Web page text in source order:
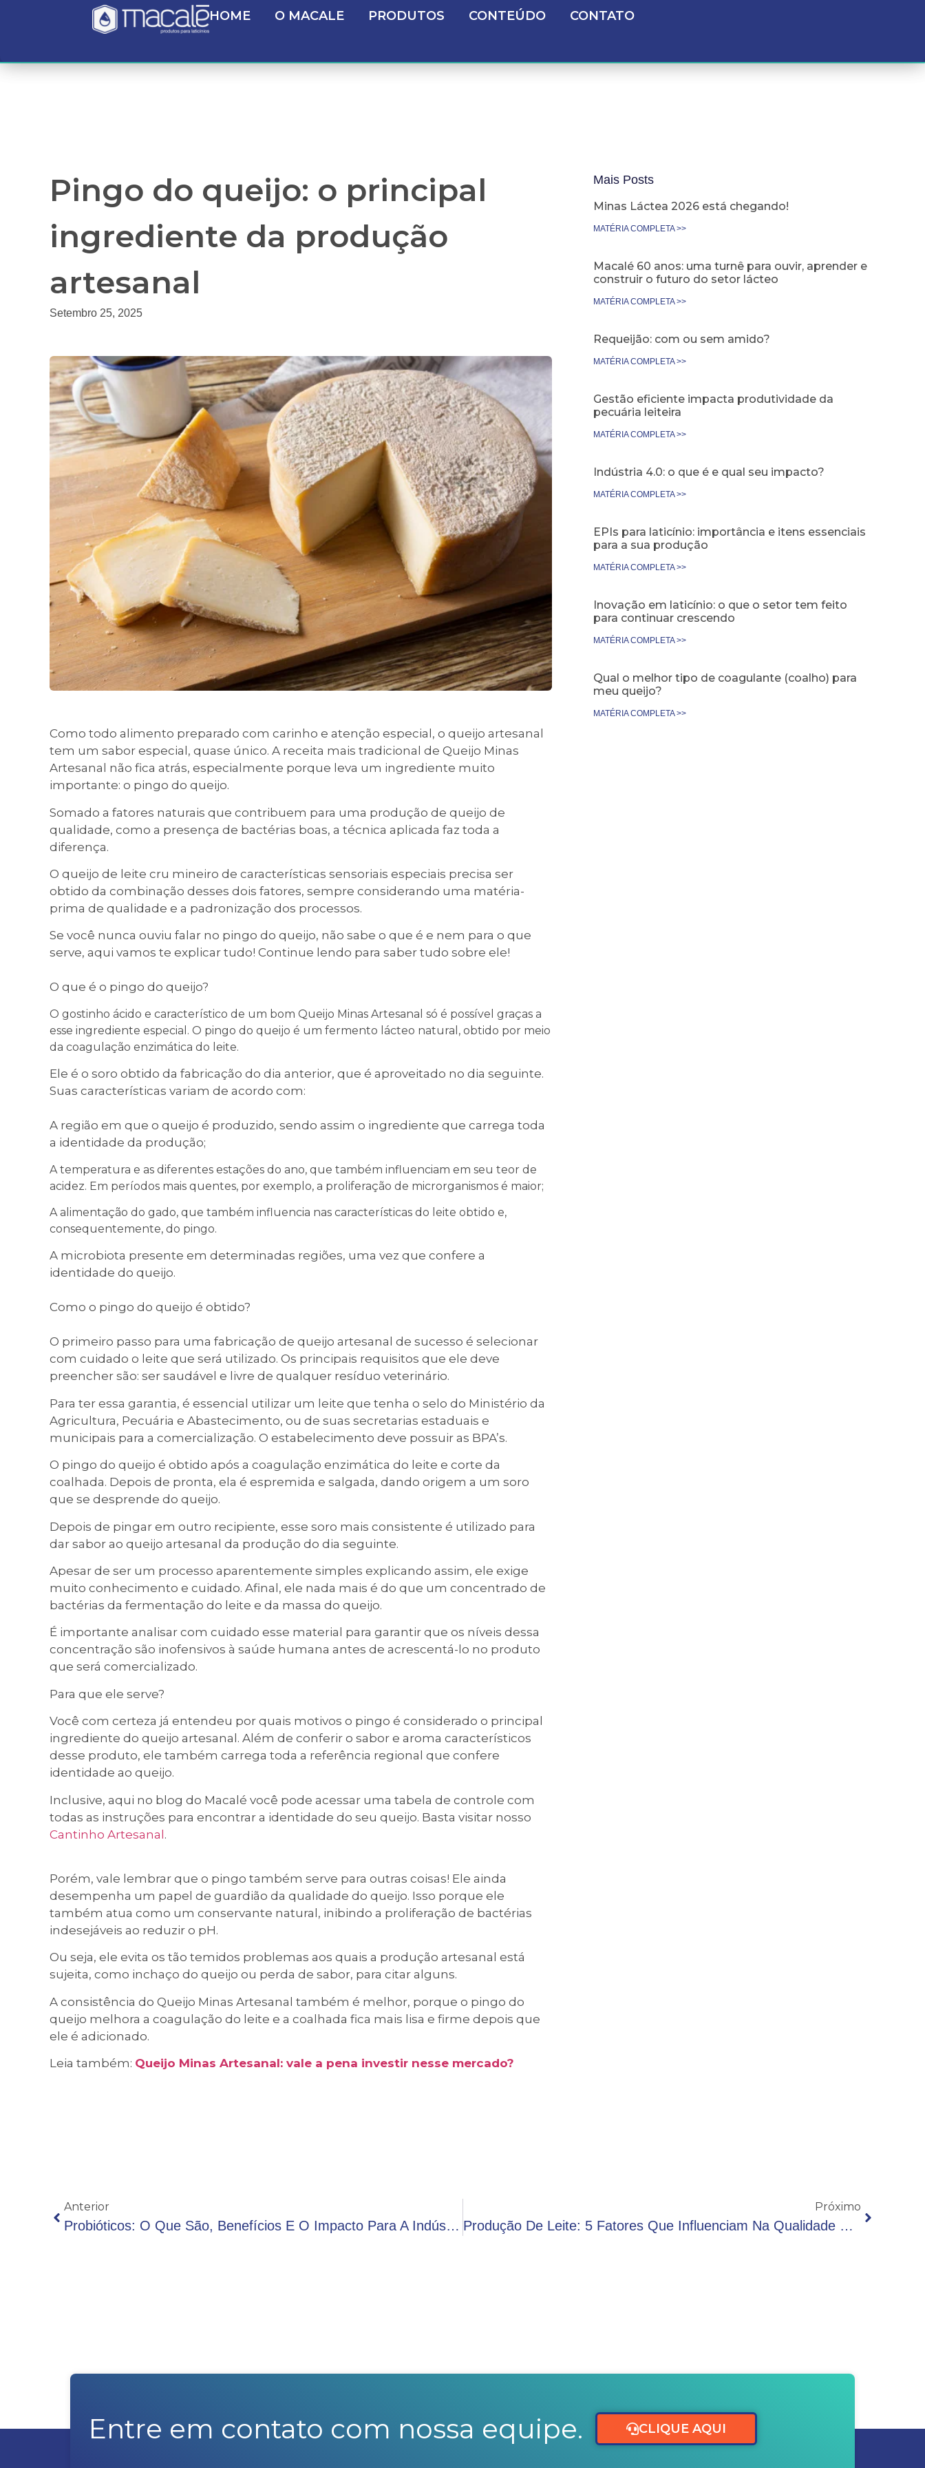
HOME O MACALE PRODUTOS CONTEÚDO CONTATO
Pingo do queijo: o principal
ingrediente da produção
artesanal
Setembro 25, 2025
Como todo alimento preparado com carinho e atenção especial, o queijo artesanal
tem um sabor especial, quase único. A receita mais tradicional de Queijo Minas
Artesanal não fica atrás, especialmente porque leva um ingrediente muito
importante: o pingo do queijo.
Somado a fatores naturais que contribuem para uma produção de queijo de
qualidade, como a presença de bactérias boas, a técnica aplicada faz toda a
diferença.
O queijo de leite cru mineiro de características sensoriais especiais precisa ser
obtido da combinação desses dois fatores, sempre considerando uma matéria-
prima de qualidade e a padronização dos processos.
Se você nunca ouviu falar no pingo do queijo, não sabe o que é e nem para o que
serve, aqui vamos te explicar tudo! Continue lendo para saber tudo sobre ele!
O que é o pingo do queijo?
O gostinho ácido e característico de um bom Queijo Minas Artesanal só é possível graças a
esse ingrediente especial. O pingo do queijo é um fermento lácteo natural, obtido por meio
da coagulação enzimática do leite.
Ele é o soro obtido da fabricação do dia anterior, que é aproveitado no dia seguinte.
Suas características variam de acordo com:
A região em que o queijo é produzido, sendo assim o ingrediente que carrega toda
a identidade da produção;
A temperatura e as diferentes estações do ano, que também influenciam em seu teor de
acidez. Em períodos mais quentes, por exemplo, a proliferação de microrganismos é maior;
A alimentação do gado, que também influencia nas características do leite obtido e,
consequentemente, do pingo.
A microbiota presente em determinadas regiões, uma vez que confere a
identidade do queijo.
Como o pingo do queijo é obtido?
O primeiro passo para uma fabricação de queijo artesanal de sucesso é selecionar
com cuidado o leite que será utilizado. Os principais requisitos que ele deve
preencher são: ser saudável e livre de qualquer resíduo veterinário.
Para ter essa garantia, é essencial utilizar um leite que tenha o selo do Ministério da
Agricultura, Pecuária e Abastecimento, ou de suas secretarias estaduais e
municipais para a comercialização. O estabelecimento deve possuir as BPA’s.
O pingo do queijo é obtido após a coagulação enzimática do leite e corte da
coalhada. Depois de pronta, ela é espremida e salgada, dando origem a um soro
que se desprende do queijo.
Depois de pingar em outro recipiente, esse soro mais consistente é utilizado para
dar sabor ao queijo artesanal da produção do dia seguinte.
Apesar de ser um processo aparentemente simples explicando assim, ele exige
muito conhecimento e cuidado. Afinal, ele nada mais é do que um concentrado de
bactérias da fermentação do leite e da massa do queijo.
É importante analisar com cuidado esse material para garantir que os níveis dessa
concentração são inofensivos à saúde humana antes de acrescentá-lo no produto
que será comercializado.
Para que ele serve?
Você com certeza já entendeu por quais motivos o pingo é considerado o principal
ingrediente do queijo artesanal. Além de conferir o sabor e aroma característicos
desse produto, ele também carrega toda a referência regional que confere
identidade ao queijo.
Inclusive, aqui no blog do Macalé você pode acessar uma tabela de controle com
todas as instruções para encontrar a identidade do seu queijo. Basta visitar nosso
Cantinho Artesanal.
Porém, vale lembrar que o pingo também serve para outras coisas! Ele ainda
desempenha um papel de guardião da qualidade do queijo. Isso porque ele
também atua como um conservante natural, inibindo a proliferação de bactérias
indesejáveis ao reduzir o pH.
Ou seja, ele evita os tão temidos problemas aos quais a produção artesanal está
sujeita, como inchaço do queijo ou perda de sabor, para citar alguns.
A consistência do Queijo Minas Artesanal também é melhor, porque o pingo do
queijo melhora a coagulação do leite e a coalhada fica mais lisa e firme depois que
ele é adicionado.
Leia também: Queijo Minas Artesanal: vale a pena investir nesse mercado?
Mais Posts
Minas Láctea 2026 está chegando!
MATÉRIA COMPLETA >>
Macalé 60 anos: uma turnê para ouvir, aprender e
construir o futuro do setor lácteo
MATÉRIA COMPLETA >>
Requeijão: com ou sem amido?
MATÉRIA COMPLETA >>
Gestão eficiente impacta produtividade da
pecuária leiteira
MATÉRIA COMPLETA >>
Indústria 4.0: o que é e qual seu impacto?
MATÉRIA COMPLETA >>
EPIs para laticínio: importância e itens essenciais
para a sua produção
MATÉRIA COMPLETA >>
Inovação em laticínio: o que o setor tem feito
para continuar crescendo
MATÉRIA COMPLETA >>
Qual o melhor tipo de coagulante (coalho) para
meu queijo?
MATÉRIA COMPLETA >>
Anterior
Probióticos: O Que São, Benefícios E O Impacto Para A Indústria De Laticínios
Próximo
Produção De Leite: 5 Fatores Que Influenciam Na Qualidade Final
Entre em contato com nossa equipe. CLIQUE AQUI